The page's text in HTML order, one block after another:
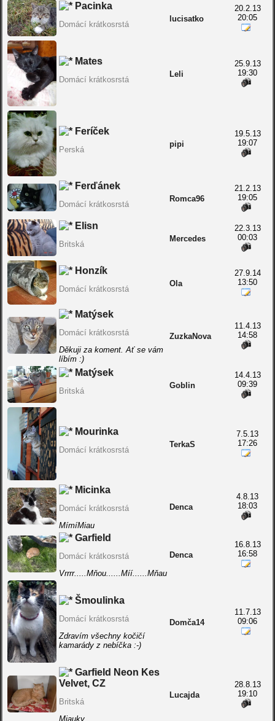
Pacinka
Domácí krátkosrstá
lucisatko
20.2.13
20:05
Mates
Domácí krátkosrstá
Leli
25.9.13
19:30
Feríček
Perská
pipi
19.5.13
19:07
Ferďánek
Domácí krátkosrstá
Romca96
21.2.13
19:05
Elisn
Britská
Mercedes
22.3.13
00:03
Honzík
Domácí krátkosrstá
Ola
27.9.14
13:50
Matýsek
Domácí krátkosrstá
Děkuji za koment. Ať se vám
líbím :)
ZuzkaNova
11.4.13
14:58
Matýsek
Britská
Goblin
14.4.13
09:39
Mourinka
Domácí krátkosrstá
TerkaS
7.5.13
17:26
Micinka
Domácí krátkosrstá
MímíMiau
Denca
4.8.13
18:03
Garfield
Domácí krátkosrstá
Vrrrr.....Mňou......Míí......Mňau
Denca
16.8.13
16:58
Šmoulinka
Domácí krátkosrstá
Zdravím všechny kočičí
kamarády z nebíčka :-)
Domča14
11.7.13
09:06
Garfield Neon Kes
Velvet, CZ
Britská
Miauky
Lucajda
28.8.13
19:10